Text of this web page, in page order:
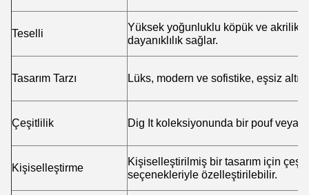
Teselli
Yüksek yoğunluklu köpük ve akrilik
dayanıklılık sağlar.
Tasarım Tarzı Lüks, modern ve sofistike, eşsiz altın
Çeşitlilik Dig It koleksiyonunda bir pouf veya
Kişiselleştirme
Kişiselleştirilmiş bir tasarım için
seçenekleriyle özelleştirilebilir.